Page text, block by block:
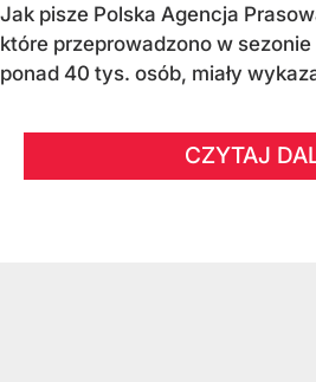
Jak pisze Polska Agencja
które przeprowadzono w
ponad 40 tys. osób, miały
CZYTAJ